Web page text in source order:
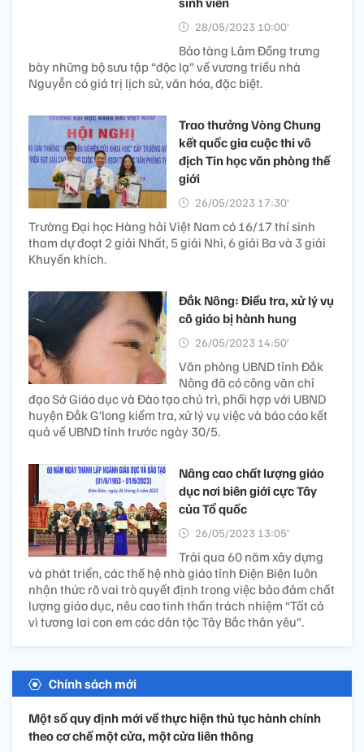
28/05/2023 10:00’
Bảo tàng Lâm Đồng trưng
bày những bộ sưu tập “độc lạ” về vương triều nhà
Nguyễn có giá trị lịch sử, văn hóa, đặc biệt.
Trao thưởng Vòng Chung
kết quốc gia cuộc thi vô
địch Tin học văn phòng thế
giới
26/05/2023 17:30’
Trường Đại học Hàng hải Việt Nam có 16/17 thí sinh
tham dự đoạt 2 giải Nhất, 5 giải Nhì, 6 giải Ba và 3 giải
Khuyến khích.
Đắk Nông: Điều tra, xử lý vụ
cô giáo bị hành hung
26/05/2023 14:50’
Văn phòng UBND tỉnh Đắk
Nông đã có công văn chỉ
đạo Sở Giáo dục và Đào tạo chủ trì, phối hợp với UBND
huyện Đắk G’long kiểm tra, xử lý vụ việc và báo cáo kết
quả về UBND tỉnh trước ngày 30/5.
Nâng cao chất lượng giáo
dục nơi biên giới cực Tây
của Tổ quốc
26/05/2023 13:05’
Trải qua 60 năm xây dựng
và phát triển, các thế hệ nhà giáo tỉnh Điện Biên luôn
nhận thức rõ vai trò quyết định trong việc bảo đảm chất
lượng giáo dục, nêu cao tinh thần trách nhiệm “Tất cả
vì tương lai con em các dân tộc Tây Bắc thân yêu”.
Chính sách mới
Một số quy định mới về thực hiện thủ tục hành chính
theo cơ chế một cửa, một cửa liên thông